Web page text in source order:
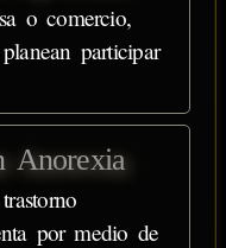
o comercio,
participar
Anorexia
por medio de